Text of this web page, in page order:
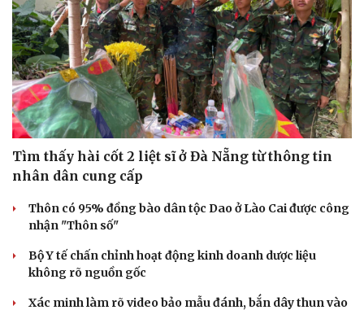
Tìm thấy hài cốt 2 liệt sĩ ở Đà Nẵng từ thông tin
nhân dân cung cấp
Thôn có 95% đồng bào dân tộc Dao ở Lào Cai được công
nhận "Thôn số"
Bộ Y tế chấn chỉnh hoạt động kinh doanh dược liệu
không rõ nguồn gốc
Xác minh làm rõ video bảo mẫu đánh, bắn dây thun vào